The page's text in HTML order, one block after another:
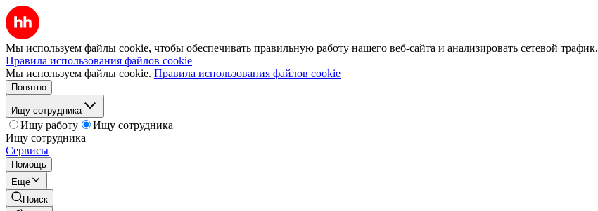
Мы используем файлы cookie, чтобы обеспечивать правильную работу нашего веб-сайта и анализировать сетевой трафик.
Правила использования файлов cookie
Мы используем файлы cookie. Правила использования файлов cookie
Понятно
Ищу сотрудника
Ищу работу
Ищу сотрудника
Ищу сотрудника
Сервисы
Помощь
Ещё
Поиск